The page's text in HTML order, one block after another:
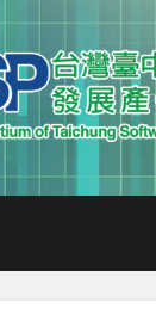
中軟
訓聯盟
of
in Taiwan